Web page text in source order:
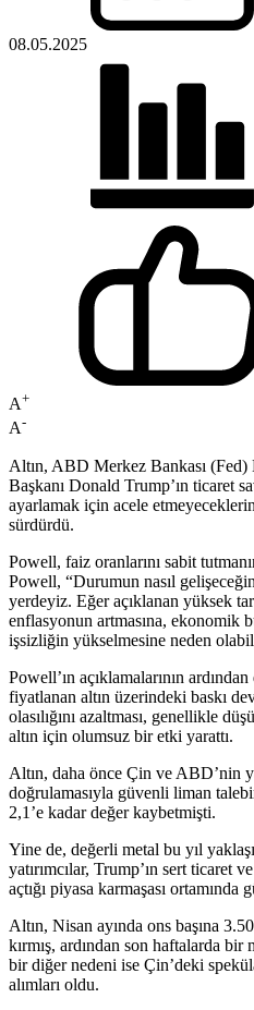
08.05.2025
A+
A-
Altın, ABD Merkez Bankası (Fed)
Başkanı Donald Trump’ın ticaret
ayarlamak için acele
sürdürdü.
Powell, faiz oranlarını sabit
Powell, “Durumun nasıl
yerdeyiz. Eğer açıklanan yüksek
enflasyonun artmasına, ekonomik
işsizliğin yükselmesine neden
Powell’ın açıklamalarının
fiyatlanan altın üzerindeki baskı
olasılığını azaltması, genellikle
altın için olumsuz bir etki yarattı.
Altın, daha önce Çin ve ABD’nin
doğrulamasıyla güvenli liman
2,1’e kadar değer kaybetmişti.
Yine de, değerli metal bu yıl
yatırımcılar, Trump’ın sert ticaret
açtığı piyasa karmaşası
Altın, Nisan ayında ons başına
kırmış, ardından son haftalarda
bir diğer nedeni ise Çin’deki
alımları oldu.